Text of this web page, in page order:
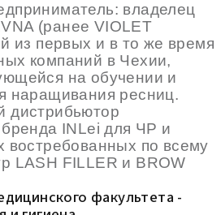
владелец
(ранее VIOLET
из первых и в то же время
компаний в Чexии,
на обучении и
наращивания ресниц.
дистрибьютор
бренда INLei для ЧР и
востребованных по всему
LASH FILLER и BROW
факультета -